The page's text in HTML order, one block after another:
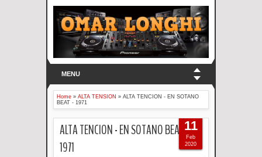
MENU
Home » ALTA TENSION » ALTA TENCION - EN SOTANO
BEAT - 1971
ALTA TENCION - EN SOTANO BEAT -
1971
11
Feb
2020